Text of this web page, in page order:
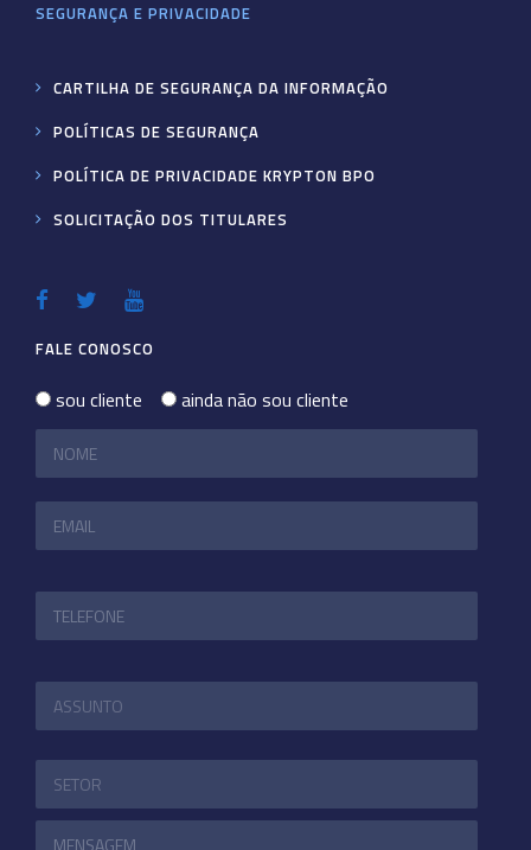
SEGURANÇA E PRIVACIDADE
CARTILHA DE SEGURANÇA DA INFORMAÇÃO
POLÍTICAS DE SEGURANÇA
POLÍTICA DE PRIVACIDADE KRYPTON BPO
SOLICITAÇÃO DOS TITULARES
FALE CONOSCO
sou cliente ainda não sou cliente